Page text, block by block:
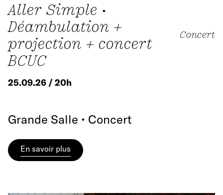
Aller Simple •
Déambulation +
projection + concert
BCUC
Concert
25.09.26 / 20h
Grande Salle • Concert
En savoir plus